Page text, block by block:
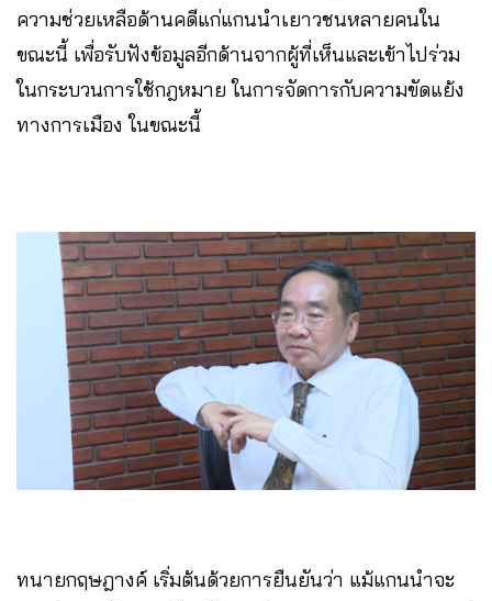
ความช่วยเหลือด้านคดีแก่แกนนำเยาวชนหลายคนใน
ขณะนี้ เพื่อรับฟังข้อมูลอีกด้านจากผู้ที่เห็นและเข้าไปร่วม
ในกระบวนการใช้กฎหมาย ในการจัดการกับความขัดแย้ง
ทางการเมือง ในขณะนี้
ทนายกฤษฎางค์ เริ่มต้นด้วยการยืนยันว่า แม้แกนนำจะ